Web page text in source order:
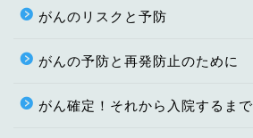
がんのリスクと予防
がんの予防と再発防止のために
がん確定！それから入院するまで